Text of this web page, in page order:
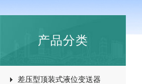
产品分类
差压型顶装式液位变送器